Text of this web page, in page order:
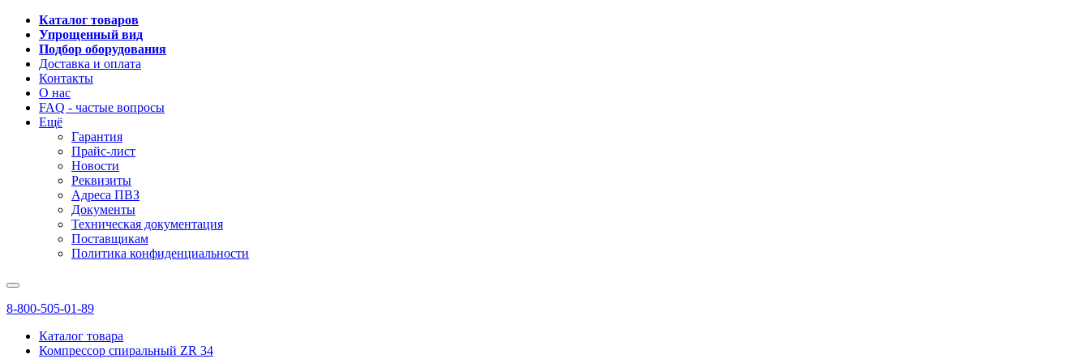
Каталог товаров
Упрощенный вид
Подбор оборудования
Доставка и оплата
Контакты
О нас
FAQ - частые вопросы
Ещё
Гарантия
Прайс-лист
Новости
Реквизиты
Адреса ПВЗ
Документы
Техническая документация
Поставщикам
Политика конфиденциальности
8-800-505-01-89
Каталог товара
Компрессор спиральный ZR 34